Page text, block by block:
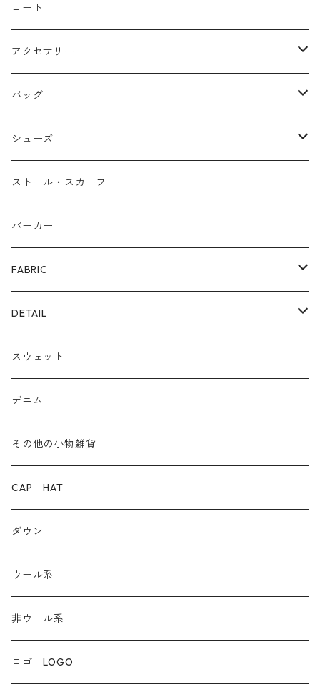
バルーン
コート
アクセサリー
ネックレス
バングル
ピアス/イヤリング
リング
バッグ
本革
布帛
カゴ
ファー
ECOレザー/ファー/ムートン
シューズ
サンダル/ミュール
スニーカー/カジュアルシューズ
パンプス/綺麗めシューズ
ブーツ
ストール・スカーフ
パーカー
FABRIC
裏毛スウェット
爆暖フリース裏起毛
ボア
デニム
ダウン
ダンガリー
ウール系
非ウール系
エコレザー合成皮革
DETAIL
ロゴ
前後２WAY
スウェット
デニム
その他の小物雑貨
CAP HAT
ダウン
ウール系
非ウール系
ロゴ LOGO